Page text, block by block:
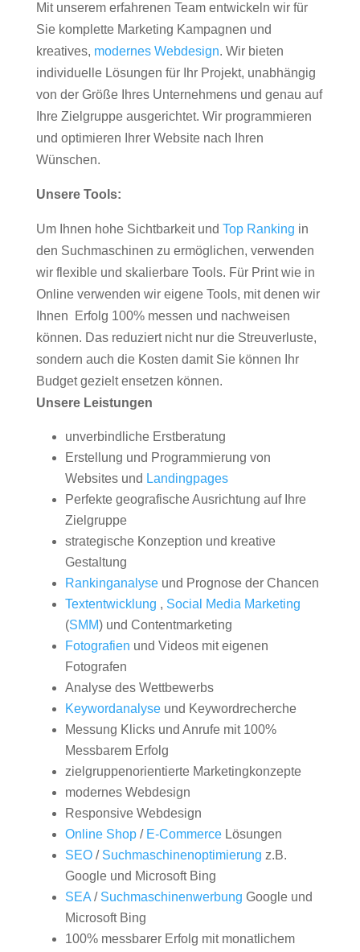
Mit unserem erfahrenen Team entwickeln wir für
Sie komplette Marketing Kampagnen und
kreatives, modernes Webdesign. Wir bieten
individuelle Lösungen für Ihr Projekt, unabhängig
von der Größe Ihres Unternehmens und genau auf
Ihre Zielgruppe ausgerichtet. Wir programmieren
und optimieren Ihrer Website nach Ihren
Wünschen.
Unsere Tools:
Um Ihnen hohe Sichtbarkeit und Top Ranking in
den Suchmaschinen zu ermöglichen, verwenden
wir flexible und skalierbare Tools. Für Print wie in
Online verwenden wir eigene Tools, mit denen wir
Ihnen Erfolg 100% messen und nachweisen
können. Das reduziert nicht nur die Streuverluste,
sondern auch die Kosten damit Sie können Ihr
Budget gezielt ensetzen können.
Unsere Leistungen
unverbindliche Erstberatung
Erstellung und Programmierung von
Websites und Landingpages
Perfekte geografische Ausrichtung auf Ihre
Zielgruppe
strategische Konzeption und kreative
Gestaltung
Rankinganalyseund Prognose der Chancen
Textentwicklung , Social Media Marketing
(SMM) und Contentmarketing
Fotografien und Videos mit eigenen
Fotografen
Analyse des Wettbewerbs
Keywordanalyseund Keywordrecherche
Messung Klicks und Anrufe mit 100%
Messbarem Erfolg
zielgruppenorientierte Marketingkonzepte
modernes Webdesign
Responsive Webdesign
Online Shop/ E-CommerceLösungen
SEO/ Suchmaschinenoptimierung z.B.
Google und Microsoft Bing
SEA/ Suchmaschinenwerbung Google und
Microsoft Bing
100% messbarer Erfolg mit monatlichem